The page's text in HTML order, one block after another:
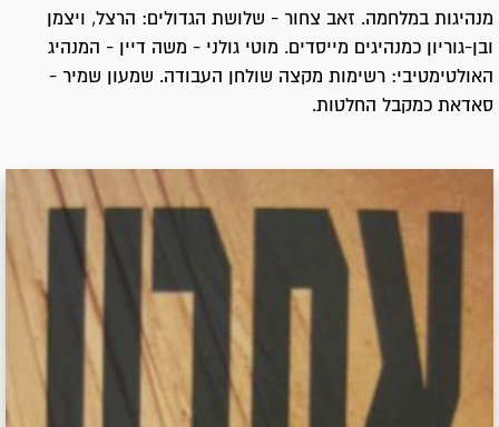
מנהיגות במלחמה. זאב צחור - שלושת הגדולים: הרצל, ויצמן
ובן-גוריון כמנהיגים מייסדים. מוטי גולני - משה דיין - המנהיג
האולטימטיבי: רשימות מקצה שולחן העבודה. שמעון שמיר -
סאדאת כמקבל החלטות.